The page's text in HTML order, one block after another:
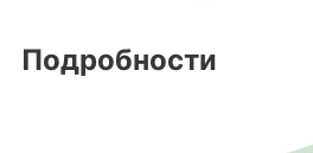
Подробности